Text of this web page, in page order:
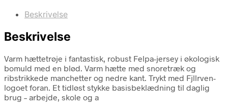
Beskrivelse
Beskrivelse
Varm hættetrøje i fantastisk, robust Felpa-jersey i økologisk
bomuld med en blød. Varm hætte med snoretræk og
ribstrikkede manchetter og nedre kant. Trykt med Fjllrven-
logoet foran. Et tidløst stykke basisbeklædning til daglig
brug – arbejde, skole og a